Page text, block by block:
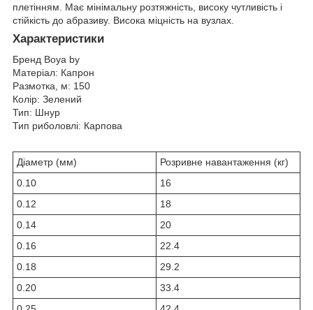
плетінням. Має мінімальну розтяжність, високу чутливість і
стійкість до абразиву. Висока міцність на вузлах.
Характеристики
Бренд Boya by
Матеріал: Капрон
Размотка, м: 150
Колір: Зелений
Тип: Шнур
Тип риболовлі: Карпова
Діаметр (мм)
Розривне навантаження (кг)
0.10
16
0.12
18
0.14
20
0.16
22.4
0.18
29.2
0.20
33.4